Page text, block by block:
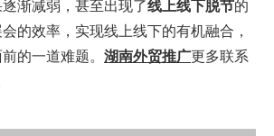
渐减弱，甚至出现了线上线下脱节的
的效率，实现线上线下的有机融合，
的一道难题。 湖南外贸推广更多联系